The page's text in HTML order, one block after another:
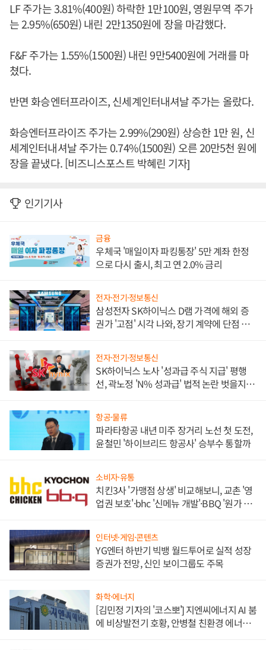
LF 주가는 3.81%(400원) 하락한 1만100원, 영원무역 주가
는 2.95%(650원) 내린 2만1350원에 장을 마감했다.
F&F 주가는 1.55%(1500원) 내린 9만5400원에 거래를 마
쳤다.
반면 화승엔터프라이즈, 신세계인터내셔날 주가는 올랐다.
화승엔터프라이즈 주가는 2.99%(290원) 상승한 1만 원, 신
세계인터내셔날 주가는 0.74%(1500원) 오른 20만5천 원에
장을 끝냈다. [비즈니스포스트 박혜린 기자]
인기기사
금융
우체국 '매일이자 파킹통장' 5만 계좌 한정
으로 다시 출시, 최고 연 2.0% 금리
전자·전기·정보통신
삼성전자 SK하이닉스 D램 가격에 해외 증
권가 '고점' 시각 나와, 장기 계약에 단점 부
전자·전기·정보통신
SK하이닉스 노사 '성과급 주식 지급' 평행
선, 곽노정 'N% 성과급' 법적 논란 벗을지 주
항공·물류
파라타항공 내년 미주 장거리 노선 첫 도전,
윤철민 '하이브리드 항공사' 승부수 통할까
소비자·유통
치킨3사 '가맹점 상생' 비교해보니, 교촌 '영
업권 보호'·bhc '신메뉴 개발'·BBQ '원가 부
인터넷·게임·콘텐츠
YG엔터 하반기 빅뱅 월드투어로 실적 성장
증권가 전망, 신인 보이그룹도 주목
화학·에너지
[김민정 기자의 '코스뽀'] 지엔씨에너지 AI 붐
에 비상발전기 호황, 안병철 친환경 에너지